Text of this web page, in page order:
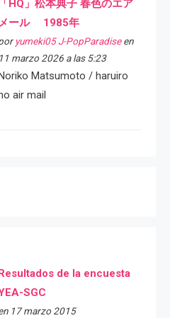
「HQ」松本典子 春色のエア
ール 1985年
yumeki05 J-PopParadiseen
11 marzo 2026 a las 5:23
Matsumoto / haruiro
air mail
de la encuesta
SGC
17 marzo 2015